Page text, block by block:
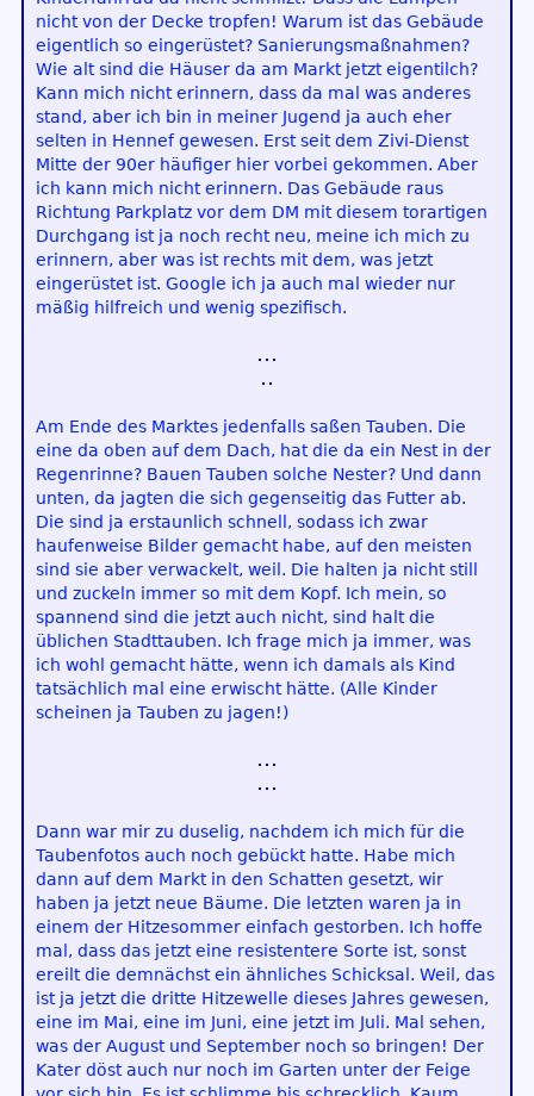
nicht von der Decke tropfen! Warum ist das Gebäude
eigentlich so eingerüstet? Sanierungsmaßnahmen?
Wie alt sind die Häuser da am Markt jetzt eigentilch?
Kann mich nicht erinnern, dass da mal was anderes
stand, aber ich bin in meiner Jugend ja auch eher
selten in Hennef gewesen. Erst seit dem Zivi-Dienst
Mitte der 90er häufiger hier vorbei gekommen. Aber
ich kann mich nicht erinnern. Das Gebäude raus
Richtung Parkplatz vor dem DM mit diesem torartigen
Durchgang ist ja noch recht neu, meine ich mich zu
erinnern, aber was ist rechts mit dem, was jetzt
eingerüstet ist. Google ich ja auch mal wieder nur
mäßig hilfreich und wenig spezifisch.
Am Ende des Marktes jedenfalls saßen Tauben. Die
eine da oben auf dem Dach, hat die da ein Nest in der
Regenrinne? Bauen Tauben solche Nester? Und dann
unten, da jagten die sich gegenseitig das Futter ab.
Die sind ja erstaunlich schnell, sodass ich zwar
haufenweise Bilder gemacht habe, auf den meisten
sind sie aber verwackelt, weil. Die halten ja nicht still
und zuckeln immer so mit dem Kopf. Ich mein, so
spannend sind die jetzt auch nicht, sind halt die
üblichen Stadttauben. Ich frage mich ja immer, was
ich wohl gemacht hätte, wenn ich damals als Kind
tatsächlich mal eine erwischt hätte. (Alle Kinder
scheinen ja Tauben zu jagen!)
Dann war mir zu duselig, nachdem ich mich für die
Taubenfotos auch noch gebückt hatte. Habe mich
dann auf dem Markt in den Schatten gesetzt, wir
haben ja jetzt neue Bäume. Die letzten waren ja in
einem der Hitzesommer einfach gestorben. Ich hoffe
mal, dass das jetzt eine resistentere Sorte ist, sonst
ereilt die demnächst ein ähnliches Schicksal. Weil, das
ist ja jetzt die dritte Hitzewelle dieses Jahres gewesen,
eine im Mai, eine im Juni, eine jetzt im Juli. Mal sehen,
was der August und September noch so bringen! Der
Kater döst auch nur noch im Garten unter der Feige